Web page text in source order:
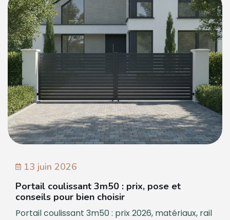
13 juin 2026
Portail coulissant 3m50 : prix, pose et
conseils pour bien choisir
Portail coulissant 3m50 : prix 2026, matériaux, rail